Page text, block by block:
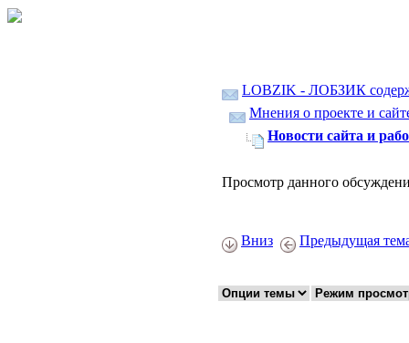
LOBZIK - ЛОБЗИК
Мнения о проекте и
Новости сайта и
Просмотр данного
Вниз Предыдущая